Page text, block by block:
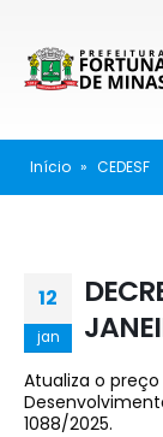
Início » CEDESF
12
jan
Atualiza o preço
1088/2025.